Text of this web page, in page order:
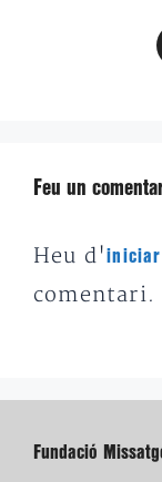
Feu un
Heu d'iniciar
comentari.
Fundació